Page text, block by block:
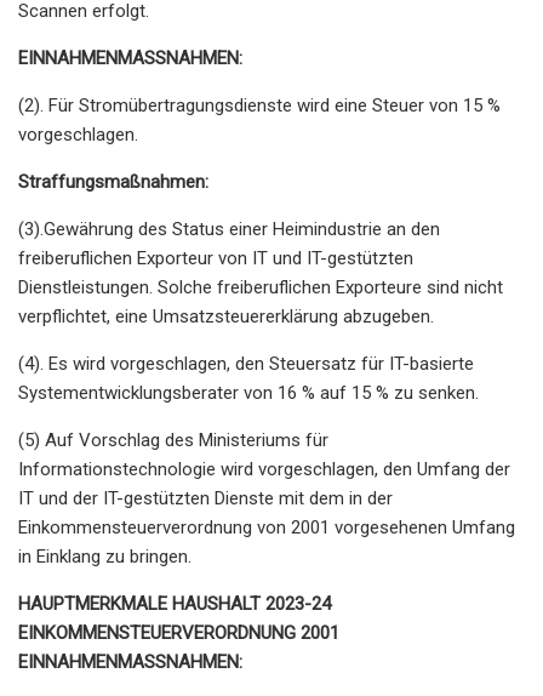
Scannen erfolgt.
EINNAHMENMASSNAHMEN:
(2). Für Stromübertragungsdienste wird eine Steuer von 15 %
vorgeschlagen.
Straffungsmaßnahmen:
(3).Gewährung des Status einer Heimindustrie an den
freiberuflichen Exporteur von IT und IT-gestützten
Dienstleistungen. Solche freiberuflichen Exporteure sind nicht
verpflichtet, eine Umsatzsteuererklärung abzugeben.
(4). Es wird vorgeschlagen, den Steuersatz für IT-basierte
Systementwicklungsberater von 16 % auf 15 % zu senken.
(5) Auf Vorschlag des Ministeriums für
Informationstechnologie wird vorgeschlagen, den Umfang der
IT und der IT-gestützten Dienste mit dem in der
Einkommensteuerverordnung von 2001 vorgesehenen Umfang
in Einklang zu bringen.
HAUPTMERKMALE HAUSHALT 2023-24
EINKOMMENSTEUERVERORDNUNG 2001
EINNAHMENMASSNAHMEN: